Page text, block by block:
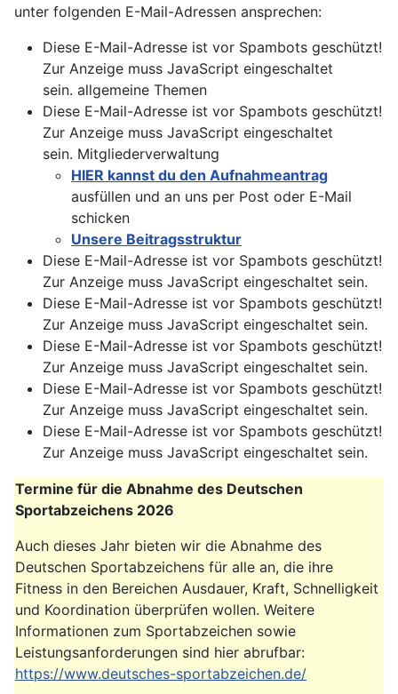
unter folgenden E-Mail-Adressen ansprechen:
Diese E-Mail-Adresse ist vor Spambots geschützt!
Zur Anzeige muss JavaScript eingeschaltet
sein. allgemeine Themen
Diese E-Mail-Adresse ist vor Spambots geschützt!
Zur Anzeige muss JavaScript eingeschaltet
sein. Mitgliederverwaltung
HIER kannst du den Aufnahmeantrag
ausfüllen und an uns per Post oder E-Mail
schicken
Unsere Beitragsstruktur
Diese E-Mail-Adresse ist vor Spambots geschützt!
Zur Anzeige muss JavaScript eingeschaltet sein.
Diese E-Mail-Adresse ist vor Spambots geschützt!
Zur Anzeige muss JavaScript eingeschaltet sein.
Diese E-Mail-Adresse ist vor Spambots geschützt!
Zur Anzeige muss JavaScript eingeschaltet sein.
Diese E-Mail-Adresse ist vor Spambots geschützt!
Zur Anzeige muss JavaScript eingeschaltet sein.
Diese E-Mail-Adresse ist vor Spambots geschützt!
Zur Anzeige muss JavaScript eingeschaltet sein.
Termine für die Abnahme des Deutschen
Sportabzeichens 2026
Auch dieses Jahr bieten wir die Abnahme des
Deutschen Sportabzeichens für alle an, die ihre
Fitness in den Bereichen Ausdauer, Kraft, Schnelligkeit
und Koordination überprüfen wollen. Weitere
Informationen zum Sportabzeichen sowie
Leistungsanforderungen sind hier abrufbar:
https://www.deutsches-sportabzeichen.de/